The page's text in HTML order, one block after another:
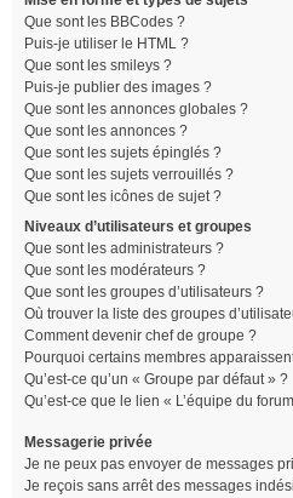
Que sont les BBCodes ?
Puis-je utiliser le HTML ?
Que sont les smileys ?
Puis-je publier des images ?
Que sont les annonces globales ?
Que sont les annonces ?
Que sont les sujets épinglés ?
Que sont les sujets verrouillés ?
Que sont les icônes de sujet ?
Niveaux d’utilisateurs et groupes
Que sont les administrateurs ?
Que sont les modérateurs ?
Que sont les groupes d’utilisateurs ?
Où trouver la liste des groupes
Comment devenir chef de groupe ?
Pourquoi certains membres
Qu’est-ce qu’un « Groupe par défaut » ?
Qu’est-ce que le lien « L’équipe du
Messagerie privée
Je ne peux pas envoyer de messages
Je reçois sans arrêt des messages